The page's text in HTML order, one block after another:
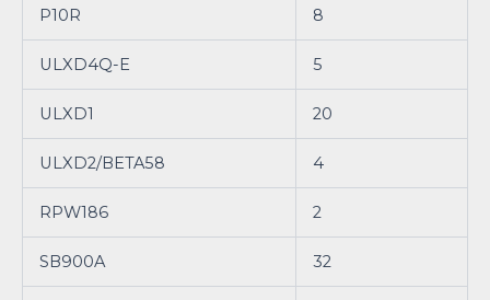
P10R 8
ULXD4Q-E 5
ULXD1 20
ULXD2/BETA58 4
RPW186 2
SB900A 32